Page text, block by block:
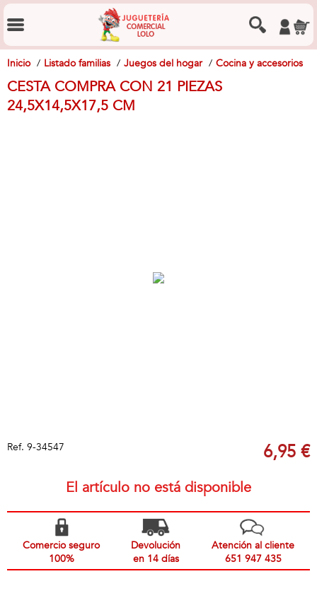
Inicio Listado familias Juegos del hogar Cocina y accesorios
CESTA COMPRA CON 21 PIEZAS
24,5X14,5X17,5 CM
Ref. 9-34547 6,95 €
El artículo no está disponible
Comercio seguro
100%
Devolución
en 14 días
Atención al cliente
651 947 435